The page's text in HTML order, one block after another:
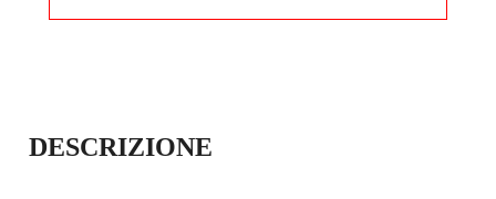
TRANCIABLOCCHE
TTI B-14 S
DESCRIZIONE